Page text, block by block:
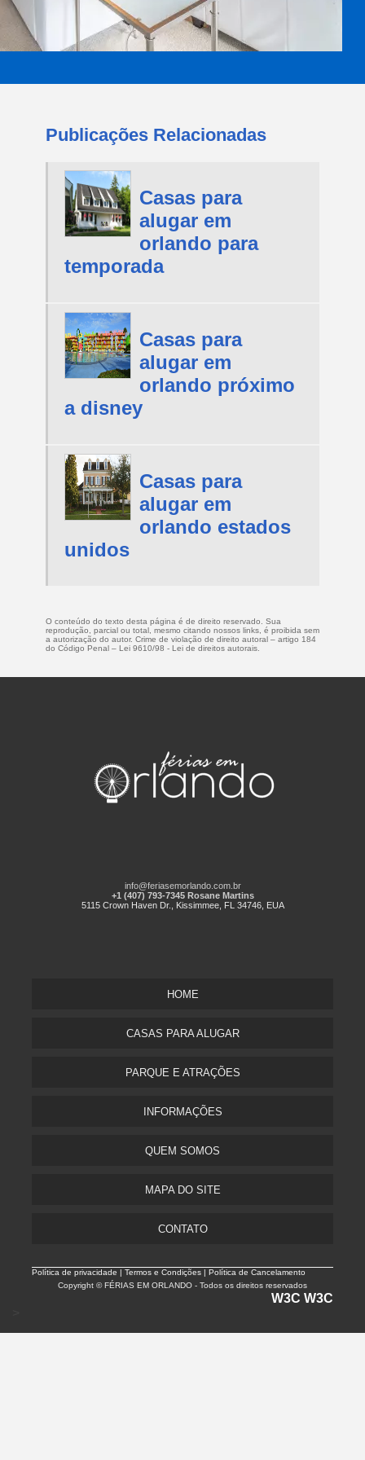
Publicações Relacionadas
Casas para
alugar em
orlando para
temporada
Casas para
alugar em
orlando próximo
a disney
Casas para
alugar em
orlando estados
unidos
O conteúdo do texto desta página é de direito reservado. Sua
reprodução, parcial ou total, mesmo citando nossos links, é proibida sem
a autorização do autor. Crime de violação de direito autoral – artigo 184
do Código Penal – Lei 9610/98 - Lei de direitos autorais
info@feriasemorlando.com.br
+1 (407) 793-7345 Rosane Martins
5115 Crown Haven Dr., Kissimmee, FL 34746, EUA
HOME
CASAS PARA ALUGAR
PARQUE E ATRAÇÕES
INFORMAÇÕES
QUEM SOMOS
MAPA DO SITE
CONTATO
Política de privacidade |Termos e Condições | Política de Cancelamento
Copyright © FÉRIAS EM ORLANDO - Todos os direitos reservados
W3C W3C